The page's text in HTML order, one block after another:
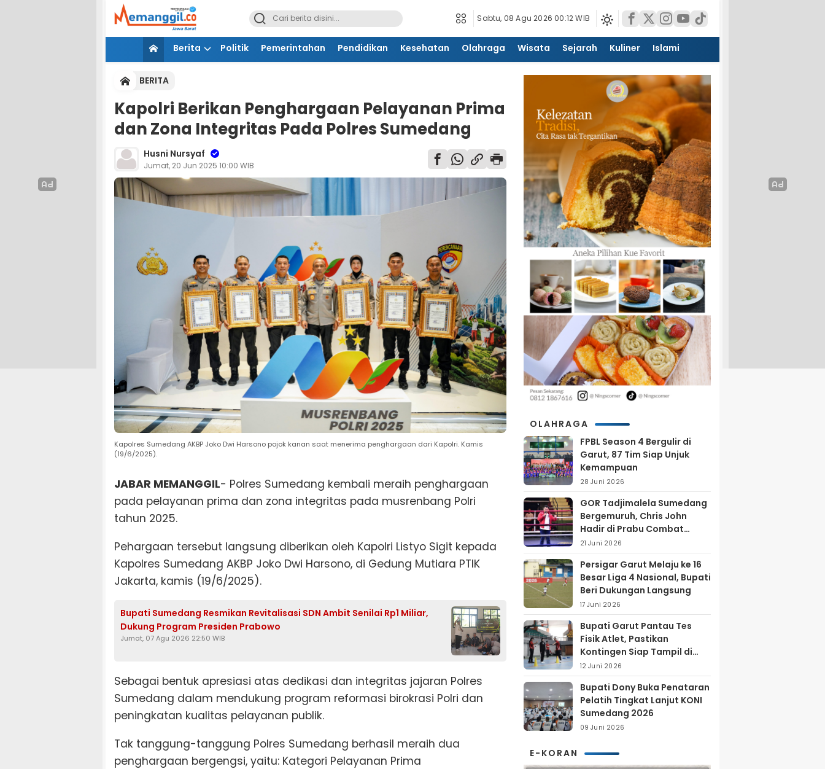
Sabtu, 08 Agu 2026 00:12 WIB
Berita Politik Pemerintahan Pendidikan Kesehatan Olahraga Wisata Sejarah Kuliner Islami
BERITA
Kapolri Berikan Penghargaan Pelayanan Prima
dan Zona Integritas Pada Polres Sumedang
Husni Nursyaf
Jumat, 20 Jun 2025 10:00 WIB
Kapolres Sumedang AKBP Joko Dwi Harsono pojok kanan saat menerima penghargaan dari Kapolri. Kamis
(19/6/2025).
JABAR MEMANGGIL- Polres Sumedang kembali meraih penghargaan
pada pelayanan prima dan zona integritas pada musrenbang Polri
tahun 2025.
Pehargaan tersebut langsung diberikan oleh Kapolri Listyo Sigit kepada
Kapolres Sumedang AKBP Joko Dwi Harsono, di Gedung Mutiara PTIK
Jakarta, kamis (19/6/2025).
Bupati Sumedang Resmikan Revitalisasi SDN Ambit Senilai Rp1 Miliar,
Dukung Program Presiden Prabowo
Jumat, 07 Agu 2026 22:50 WIB
Sebagai bentuk apresiasi atas dedikasi dan integritas jajaran Polres
Sumedang dalam mendukung program reformasi birokrasi Polri dan
peningkatan kualitas pelayanan publik.
Tak tanggung-tanggung Polres Sumedang berhasil meraih dua
penghargaan bergengsi, yaitu: Kategori Pelayanan Prima
OLAHRAGA
FPBL Season 4 Bergulir di
Garut, 87 Tim Siap Unjuk
Kemampuan
28 Juni 2026
GOR Tadjimalela Sumedang
Bergemuruh, Chris John
Hadir di Prabu Combat
Series 2026
21 Juni 2026
Persigar Garut Melaju ke 16
Besar Liga 4 Nasional, Bupati
Beri Dukungan Langsung
17 Juni 2026
Bupati Garut Pantau Tes
Fisik Atlet, Pastikan
Kontingen Siap Tampil di
Porprov 2026
12 Juni 2026
Bupati Dony Buka Penataran
Pelatih Tingkat Lanjut KONI
Sumedang 2026
09 Juni 2026
E-KORAN